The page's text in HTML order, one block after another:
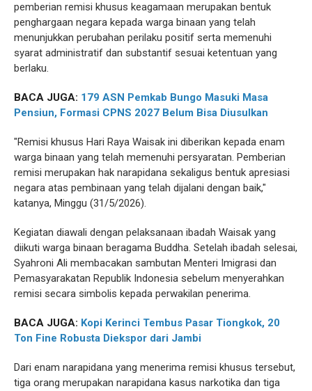
pemberian remisi khusus keagamaan merupakan bentuk
penghargaan negara kepada warga binaan yang telah
menunjukkan perubahan perilaku positif serta memenuhi
syarat administratif dan substantif sesuai ketentuan yang
berlaku.
BACA JUGA: 179 ASN Pemkab Bungo Masuki Masa
Pensiun, Formasi CPNS 2027 Belum Bisa Diusulkan
"Remisi khusus Hari Raya Waisak ini diberikan kepada enam
warga binaan yang telah memenuhi persyaratan. Pemberian
remisi merupakan hak narapidana sekaligus bentuk apresiasi
negara atas pembinaan yang telah dijalani dengan baik,"
katanya, Minggu (31/5/2026).
Kegiatan diawali dengan pelaksanaan ibadah Waisak yang
diikuti warga binaan beragama Buddha. Setelah ibadah selesai,
Syahroni Ali membacakan sambutan Menteri Imigrasi dan
Pemasyarakatan Republik Indonesia sebelum menyerahkan
remisi secara simbolis kepada perwakilan penerima.
BACA JUGA: Kopi Kerinci Tembus Pasar Tiongkok, 20
Ton Fine Robusta Diekspor dari Jambi
Dari enam narapidana yang menerima remisi khusus tersebut,
tiga orang merupakan narapidana kasus narkotika dan tiga